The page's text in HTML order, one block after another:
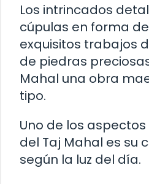
Los intrincados
cúpulas en forma
exquisitos trabajos
de piedras
Mahal una obra
tipo.
Uno de los
del Taj Mahal es su
según la luz del día.